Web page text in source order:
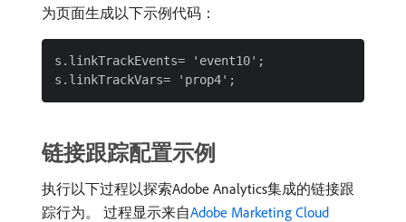
为页面生成以下示例代码：
s.linkTrackEvents= 'event10';
链接跟踪配置示例
执行以下过程以探索Adobe Analytics集成的链接跟
踪行为。 过程显示来自Adobe Marketing Cloud